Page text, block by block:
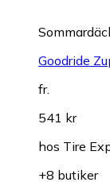
Goodride
fr.
541 kr
hos Tire
+8 butiker